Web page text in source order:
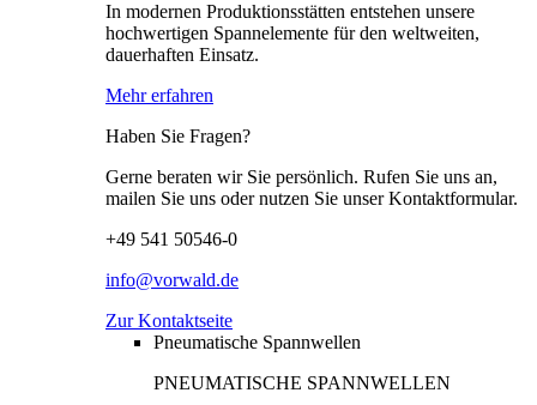
In modernen Produktionsstätten entstehen unsere
hochwertigen Spannelemente für den weltweiten,
dauerhaften Einsatz.
Mehr erfahren
Haben Sie Fragen?
Gerne beraten wir Sie persönlich. Rufen Sie uns an,
mailen Sie uns oder nutzen Sie unser Kontaktformular.
+49 541 50546-0
info@vorwald.de
Zur Kontaktseite
Pneumatische Spannwellen
PNEUMATISCHE SPANNWELLEN